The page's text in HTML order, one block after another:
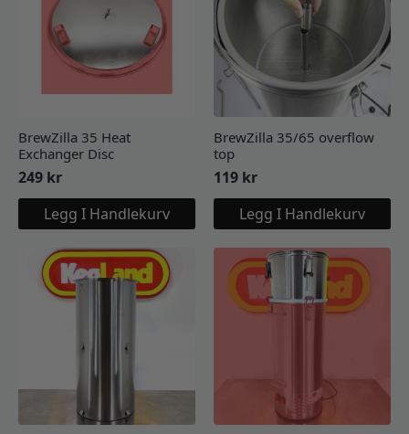
BrewZilla 35 Heat
Exchanger Disc
249 kr
Legg I Handlekurv
BrewZilla 35/65 overflow
top
119 kr
Legg I Handlekurv